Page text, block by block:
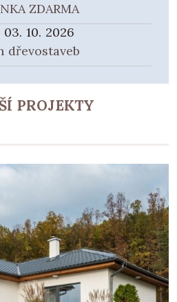
ZDARMA
03. 10. 2026
dřevostaveb
PROJEKTY